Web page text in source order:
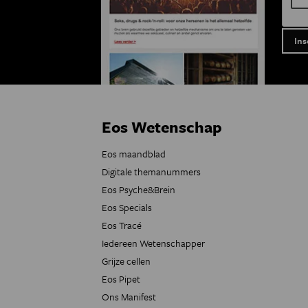
Eos Wetenschap
Eos maandblad
Digitale themanummers
Eos Psyche&Brein
Eos Specials
Eos Tracé
Iedereen Wetenschapper
Grijze cellen
Eos Pipet
Ons Manifest